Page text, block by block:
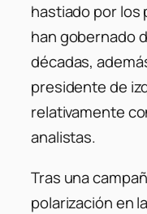
hastiado por los
han gobernado
décadas,
presidente de
relativamente
analistas.
Tras una
polarización en